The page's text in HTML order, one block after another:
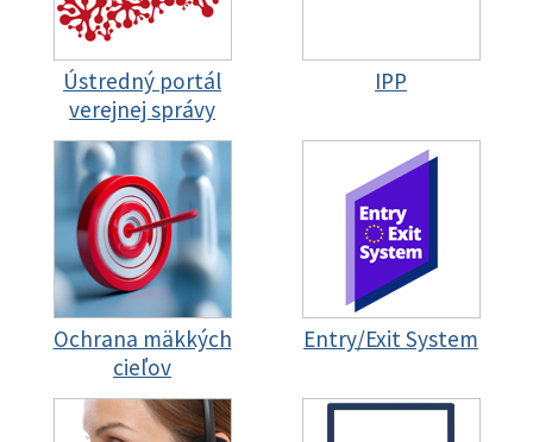
Ústredný portál
verejnej správy
IPP
Ochrana mäkkých
cieľov
Entry/Exit System